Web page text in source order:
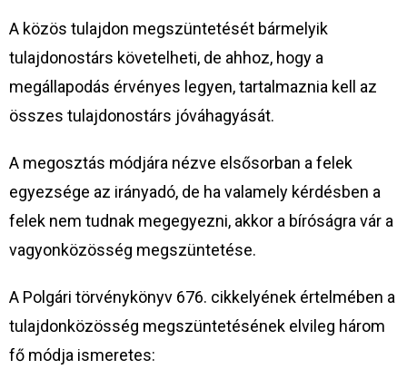
A közös tulajdon megszüntetését bármelyik
tulajdonostárs követelheti, de ahhoz, hogy a
megállapodás érvényes legyen, tartalmaznia kell az
összes tulajdonostárs jóváhagyását.
A megosztás módjára nézve elsősorban a felek
egyezsége az irányadó, de ha valamely kérdésben a
felek nem tudnak megegyezni, akkor a bíróságra vár a
vagyonközösség megszüntetése.
A Polgári törvénykönyv 676. cikkelyének értelmében a
tulajdonközösség megszüntetésének elvileg három
fő módja ismeretes: